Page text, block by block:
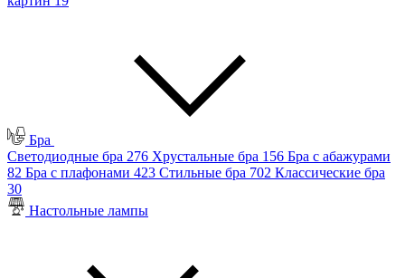
Бра
Светодиодные бра 276 Хрустальные бра 156 Бра с абажурами
82 Бра с плафонами 423 Стильные бра 702 Классические бра
30
Настольные лампы